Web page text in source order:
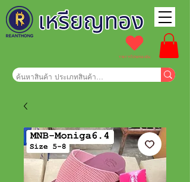
รายการโปรดของฉัน